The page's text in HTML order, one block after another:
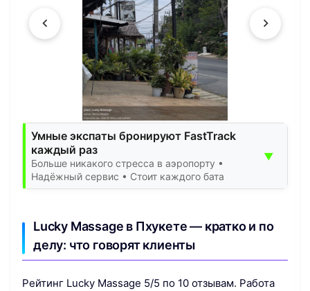
Умные экспаты бронируют FastTrack
каждый раз
Больше никакого стресса в аэропорту •
Надёжный сервис • Стоит каждого бата
▼
Lucky Massage в Пхукете — кратко и по
делу: что говорят клиенты
Рейтинг Lucky Massage 5/5 по 10 отзывам. Работа